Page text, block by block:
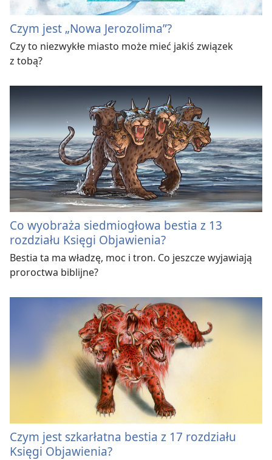
Czym jest „Nowa Jerozolima”?
Czy to niezwykłe miasto może mieć jakiś związek
z tobą?
Co wyobraża siedmiogłowa bestia z 13
rozdziału Księgi Objawienia?
Bestia ta ma władzę, moc i tron. Co jeszcze wyjawiają
proroctwa biblijne?
Czym jest szkarłatna bestia z 17 rozdziału
Księgi Objawienia?